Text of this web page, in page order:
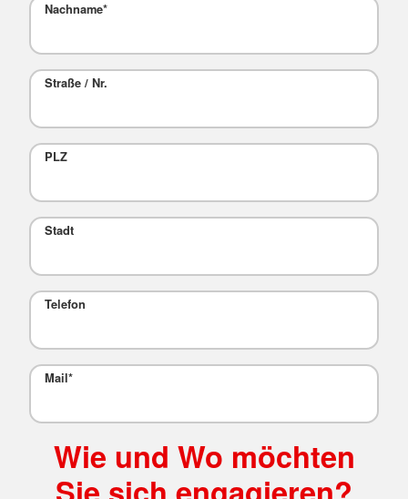
Nachname*
Straße / Nr.
PLZ
Stadt
Telefon
Mail*
Wie und Wo möchten